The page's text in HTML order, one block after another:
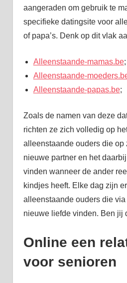
aangeraden om gebruik te
specifieke datingsite voor
of papa’s. Denk op dit vlak
Alleenstaande-mamas.be;
Alleenstaande-
Alleenstaande-papas.be;
Zoals de namen van deze
richten ze zich volledig op
alleenstaande ouders die op
nieuwe partner en het
vinden wanneer de ander
kindjes heeft. Elke dag zijn
alleenstaande ouders die
nieuwe liefde vinden. Ben jij
Online een
voor senioren